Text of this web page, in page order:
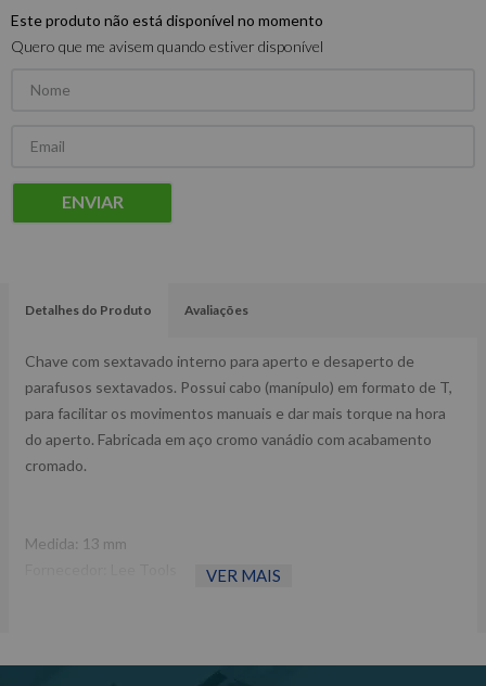
Este produto não está disponível no momento
Quero que me avisem quando estiver disponível
ENVIAR
Detalhes do Produto Avaliações
Chave com sextavado interno para aperto e desaperto de
parafusos sextavados. Possui cabo (manípulo) em formato de T,
para facilitar os movimentos manuais e dar mais torque na hora
do aperto. Fabricada em aço cromo vanádio com acabamento
cromado.
Medida: 13 mm
VER MAIS